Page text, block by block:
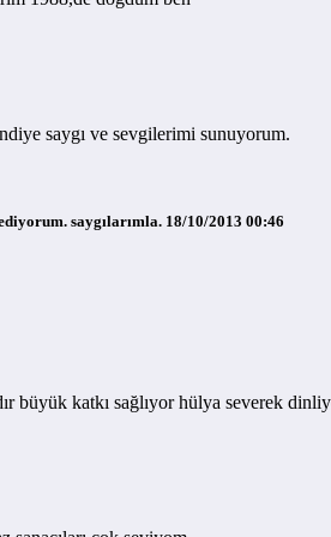
saygı ve sevgilerimi sunuyorum.
saygılarımla. 18/10/2013 00:46
büyük katkı sağlıyor hülya severek